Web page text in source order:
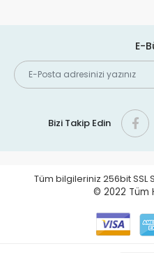
E-
Bizi Takip Edin
Tüm bilgileriniz 256bit SSL
© 2022 Tüm